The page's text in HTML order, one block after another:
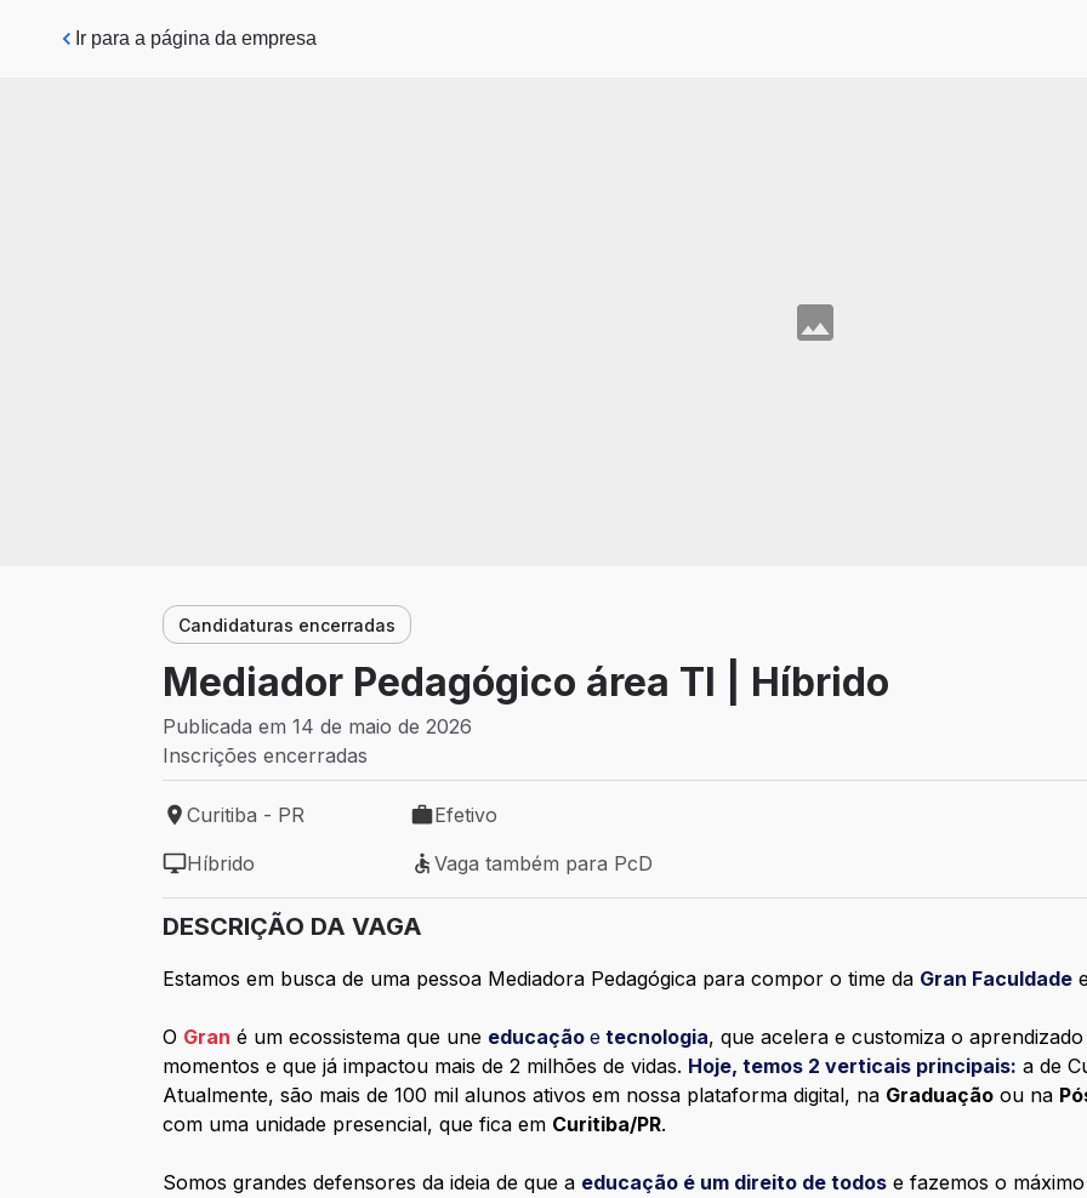
Pular para o conteúdo principal
Ir para a página da empresa
Candidaturas encerradas
Mediador Pedagógico área TI | Híbrido
Publicada em 14 de maio de 2026
Inscrições encerradas
Local de trabalho: Curitiba - PR
Curitiba - PR
Tipo de vaga: Efetivo
Efetivo
Modelo de trabalho: Híbrido
Híbrido
Vaga também para PcD
Vaga também para PcD
DESCRIÇÃO DA VAGA
Estamos em busca de uma pessoa Mediadora Pedagógica para compor o time da Gran Faculdade
O Gran é um ecossistema que une educaçãoe tecnologia, que acelera e customiza o
momentos e que já impactou mais de 2 milhões de vidas. Hoje, temos 2 verticais principais: a de
Atualmente, são mais de 100 mil alunos ativos em nossa plataforma digital, na Graduação ou na
com uma unidade presencial, que fica em Curitiba/PR.
Somos grandes defensores da ideia de que a educação é um direito de todos e fazemos o